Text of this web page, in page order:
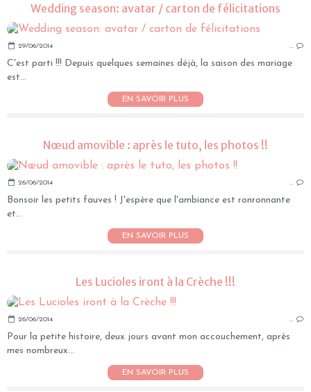
Wedding season: avatar / carton de félicitations
29/06/2014 …
C'est parti !!! Depuis quelques semaines déjà, la saison des mariage
est...
EN SAVOIR PLUS
Nœud amovible : après le tuto, les photos !!
26/06/2014 …
Bonsoir les petits fauves ! J'espère que l'ambiance est ronronnante
et...
EN SAVOIR PLUS
Les Lucioles iront à la Crèche !!!
26/06/2014 …
Pour la petite histoire, deux jours avant mon accouchement, après
mes nombreux...
EN SAVOIR PLUS